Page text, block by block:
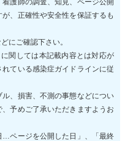
、正確性や安全性を保証するも
にご確認下さい。
関しては本記載内容とは対応が
ている感染症ガイドラインに従
、損害、不測の事態などについ
予めご了承いただきますようお
ページを公開した日」、「最終